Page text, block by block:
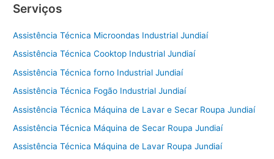
Serviços
Assistência Técnica Microondas Industrial Jundiaí
Assistência Técnica Cooktop Industrial Jundiaí
Assistência Técnica forno Industrial Jundiaí
Assistência Técnica Fogão Industrial Jundiaí
Assistência Técnica Máquina de Lavar e Secar Roupa Jundiaí
Assistência Técnica Máquina de Secar Roupa Jundiaí
Assistência Técnica Máquina de Lavar Roupa Jundiaí